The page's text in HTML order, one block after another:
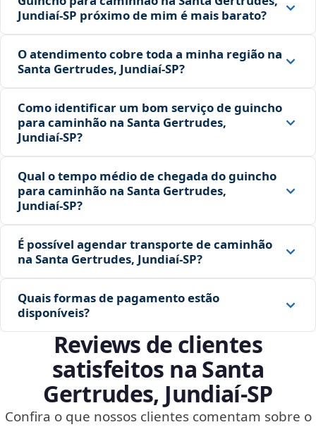
Jundiaí‑SP próximo de mim é mais barato?
O atendimento cobre toda a minha região na
Santa Gertrudes, Jundiaí‑SP?
Como identificar um bom serviço de guincho
para caminhão na Santa Gertrudes,
Jundiaí‑SP?
Qual o tempo médio de chegada do guincho
para caminhão na Santa Gertrudes,
Jundiaí‑SP?
É possível agendar transporte de caminhão
na Santa Gertrudes, Jundiaí‑SP?
Quais formas de pagamento estão
disponíveis?
Reviews de clientes
satisfeitos na Santa
Gertrudes, Jundiaí‑SP
Confira o que nossos clientes comentam sobre o